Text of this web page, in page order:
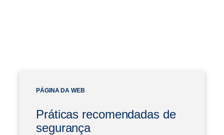
PÁGINA DA WEB
Práticas recomendadas de
segurança